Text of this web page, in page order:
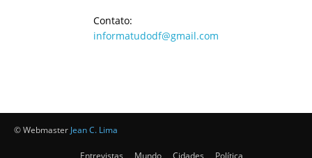
Contato:
informatudodf@gmail.com
© WebmasterJean C. Lima